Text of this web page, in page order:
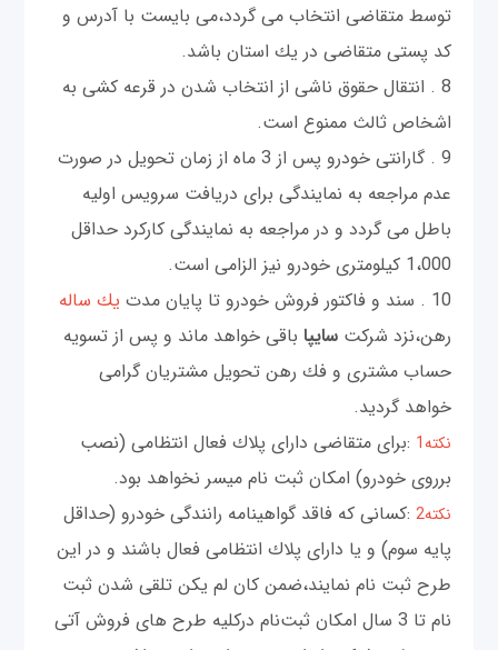
توسط متقاضی انتخاب می گردد،می بايست با آدرس و
كد پستی متقاضی در يك استان باشد.
8 . انتقال حقوق ناشی از انتخاب شدن در قرعه كشی به
اشخاص ثالث ممنوع است.
9 . گارانتی خودرو پس از 3 ماه از زمان تحويل در صورت
عدم مراجعه به نمايندگی برای دريافت سرويس اوليه
باطل می گردد و در مراجعه به نمايندگی كاركرد حداقل
1،000 كيلومتری خودرو نيز الزامی است.
10 . سند و فاكتور فروش خودرو تا پايان مدت
يك ساله
رهن،نزد شركتسایپا باقی خواهد ماند و پس از تسويه
حساب مشتری و فك رهن تحويل مشتريان گرامی
خواهد گرديد.
نكته1
:برای متقاضی دارای پلاك فعال انتظامی (نصب
برروی خودرو) امكان ثبت نام ميسر نخواهد بود.
نكته2
:كسانی كه فاقد گواهينامه رانندگی خودرو (حداقل
پايه سوم) و يا دارای پلاك انتظامی فعال باشند و در اين
طرح ثبت نام نمايند،ضمن كان لم يكن تلقی شدن ثبت
نام تا 3 سال امكان ثبت‌نام دركليه طرح های فروش آتی